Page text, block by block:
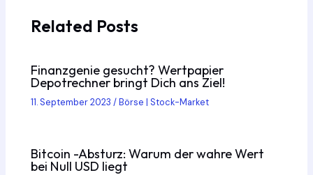
Related Posts
Finanzgenie gesucht? Wertpapier
Depotrechner bringt Dich ans Ziel!
11. September 2023/Börse | Stock-Market
Bitcoin -Absturz: Warum der wahre Wert
bei Null USD liegt